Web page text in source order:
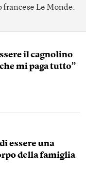
Le Monde.
il cagnolino
mi paga tutto”
essere una
della famiglia